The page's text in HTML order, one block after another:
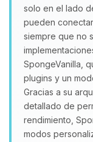
solo en el lado
pueden
siempre que no
SpongeVanilla,
plugins y un
Gracias a su
detallado de
rendimiento,
modos
que
06/